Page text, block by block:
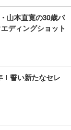
ア 疲れない テレ
度ロッキング機
跳ね上げ式アーム
き 高反発クッシ
ラック)
ア 疲れない テレ
度ロッキング機
跳ね上げ式アーム
DualSense 充電
ンチ 液晶モニタ
沢 HDMI/DisplayP
スイベル VESA対
中型犬用 26枚入
) 【Amazon.co.jp
ヤマ ペットシーツ
(ケース販売)
山本直寛の30歳バ
ディングショット
誓い新たなセレ